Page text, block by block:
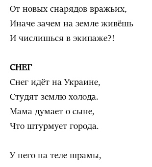
От новых снарядов вражьих,
Иначе зачем на земле живёшь
И числишься в экипаже?!
СНЕГ
Снег идёт на Украине,
Студят землю холода.
Мама думает о сыне,
Что штурмует города.
У него на теле шрамы,